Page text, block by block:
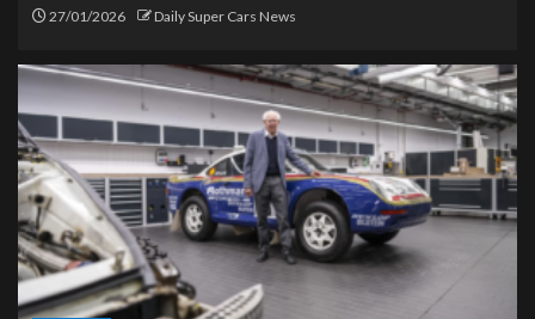
27/01/2026 Daily Super Cars News